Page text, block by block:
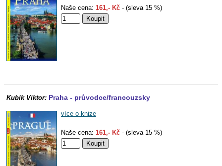
Naše cena: 161,- Kč - (sleva 15 %)
Kubík Viktor: Praha - průvodce/francouzsky
více o knize
Naše cena: 161,- Kč - (sleva 15 %)